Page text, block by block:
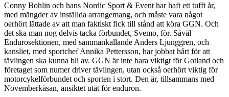
Conny Bohlin och hans Nordic Sport & Event har haft ett tufft år,
med mängder av inställda arrangemang, och måste vara något
oerhört lättade av att man faktiskt fick till stånd att köra GGN. Och
det ska man nog delvis tacka förbundet, Svemo, för. Såväl
Endurosektionen, med sammankallande Anders Ljunggren, och
kansliet, med sportchef Annika Pettersson, har jobbat hårt för att
tävlingen ska kunna bli av. GGN är inte bara viktigt för Gotland och
företaget som numer driver tävlingen, utan också oerhört viktig för
motorcykelförbundet och sporten i stort. Den är, tillsammans med
Novemberkåsan, ansiktet utåt för enduron.